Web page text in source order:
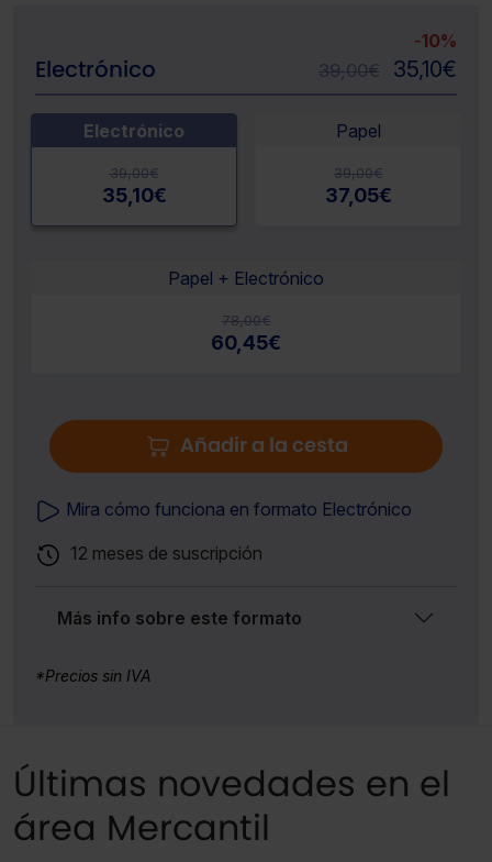
Electrónico
-10%
39,00€ 35,10€
Electrónico
39,00€
35,10€
Papel
39,00€
37,05€
Papel + Electrónico
78,00€
60,45€
Añadir a la cesta
Mira cómo funciona en formato Electrónico
12 meses de suscripción
Más info sobre este formato
*Precios sin IVA
Últimas novedades en el
área Mercantil